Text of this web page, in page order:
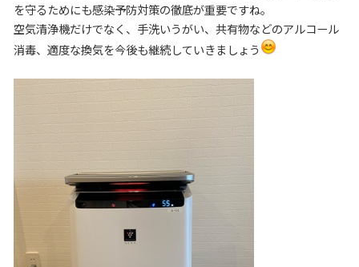
を守るためにも感染予防対策の徹底が重要ですね。
空気清浄機だけでなく、手洗いうがい、共有物などのアルコール
消毒、適度な換気を今後も継続していきましょう